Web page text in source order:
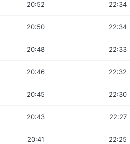
20:52 22:34
20:50 22:34
20:48 22:33
20:46 22:32
20:45 22:30
20:43 22:27
20:41 22:25